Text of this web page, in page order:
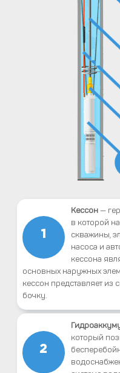
1
Кессон—
в которой
скважины,
насоса и
кессона
основных наружных
кессон представляет из
бочку.
2
который